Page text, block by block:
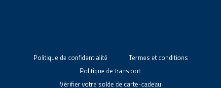
Politique de confidentialité
Termes et conditions
Politique de transport
Vérifier votre solde de carte-cadeau